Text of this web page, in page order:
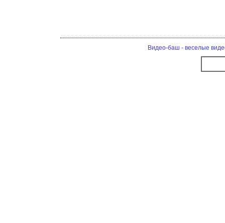
Видео-баш - веселые